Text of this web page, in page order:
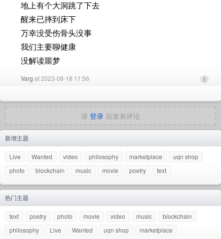
地上有个大洞跳了下去
醒来已摔到床下
万幸没受伤骨头没事
我们主要聊健康
没解读噩梦
Varg at 2023-08-18 11:56 1
请 登录 后发表评论
新增主题
Live Wanted video philosophy marketplace
uqn shop
photo
blockchain music movie poetry text
热门主题
text poetry photo movie video music
blockchain
philosophy
Live Wanted uqn shop marketplace